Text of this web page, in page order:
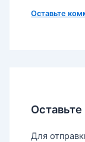
Оставьте
Для